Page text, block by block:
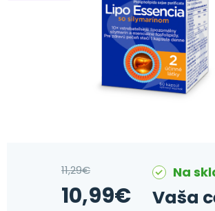
11,29€
10,99€
Na
Vaša